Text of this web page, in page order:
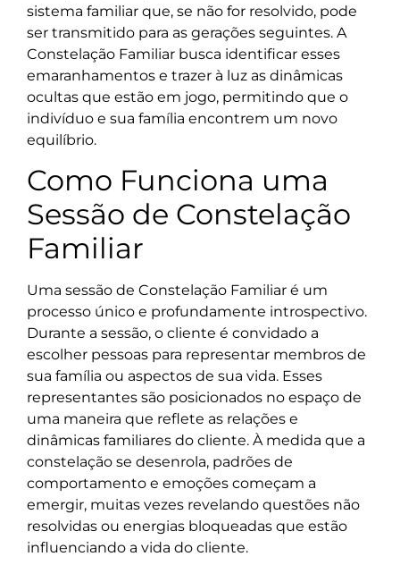
sistema familiar que, se não for resolvido, pode
ser transmitido para as gerações seguintes. A
Constelação Familiar busca identificar esses
emaranhamentos e trazer à luz as dinâmicas
ocultas que estão em jogo, permitindo que o
indivíduo e sua família encontrem um novo
equilíbrio.
Como Funciona uma
Sessão de Constelação
Familiar
Uma sessão de Constelação Familiar é um
processo único e profundamente introspectivo.
Durante a sessão, o cliente é convidado a
escolher pessoas para representar membros de
sua família ou aspectos de sua vida. Esses
representantes são posicionados no espaço de
uma maneira que reflete as relações e
dinâmicas familiares do cliente. À medida que a
constelação se desenrola, padrões de
comportamento e emoções começam a
emergir, muitas vezes revelando questões não
resolvidas ou energias bloqueadas que estão
influenciando a vida do cliente.